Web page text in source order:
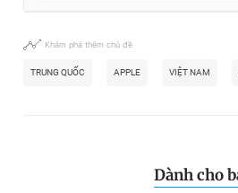
Khám phá thêm chủ đề
TRUNG QUỐC APPLE VIỆT NAM